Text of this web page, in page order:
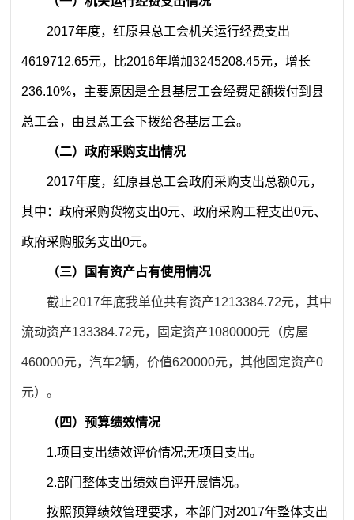
2017年度，红原县总工会机关运行经费支出
4619712.65元，比2016年增加3245208.45元，增长
236.10%，主要原因是全县基层工会经费足额拨付到县
总工会，由县总工会下拨给各基层工会。
（二）政府采购支出情况
2017年度，红原县总工会政府采购支出总额0元，
其中：政府采购货物支出0元、政府采购工程支出0元、
政府采购服务支出0元。
（三）国有资产占有使用情况
截止2017年底我单位共有资产1213384.72元，其中
流动资产133384.72元，固定资产1080000元（房屋
460000元，汽车2辆，价值620000元，其他固定资产0
元）。
（四）预算绩效情况
1.项目支出绩效评价情况;无项目支出。
2.部门整体支出绩效自评开展情况。
按照预算绩效管理要求，本部门对2017年整体支出